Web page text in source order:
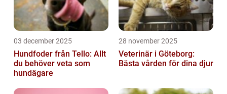
03 december 2025
Hundfoder från Tello: Allt
du behöver veta som
hundägare
28 november 2025
Veterinär i Göteborg:
Bästa vården för dina djur